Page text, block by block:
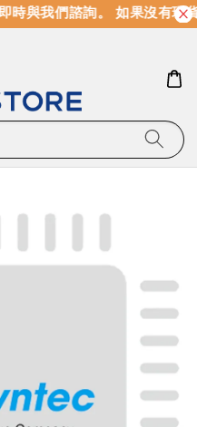
與我們諮詢。 如果沒有現